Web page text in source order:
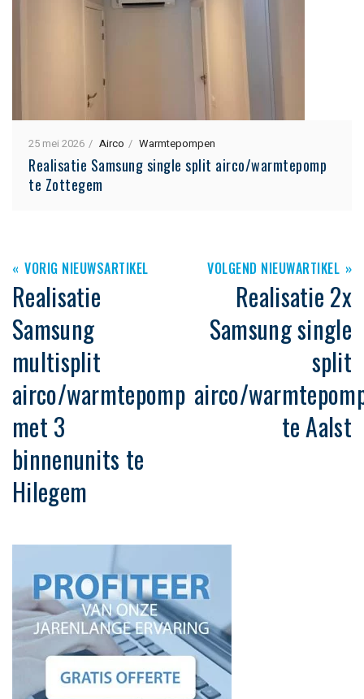
25 mei 2026 Airco Warmtepompen
Realisatie Samsung single split airco/warmtepomp
te Zottegem
VORIG NIEUWSARTIKEL
Realisatie
Samsung
multisplit
airco/warmtepomp
met 3
binnenunits te
Hilegem
VOLGEND NIEUWARTIKEL
Realisatie 2x
Samsung single
split
airco/
te Aalst